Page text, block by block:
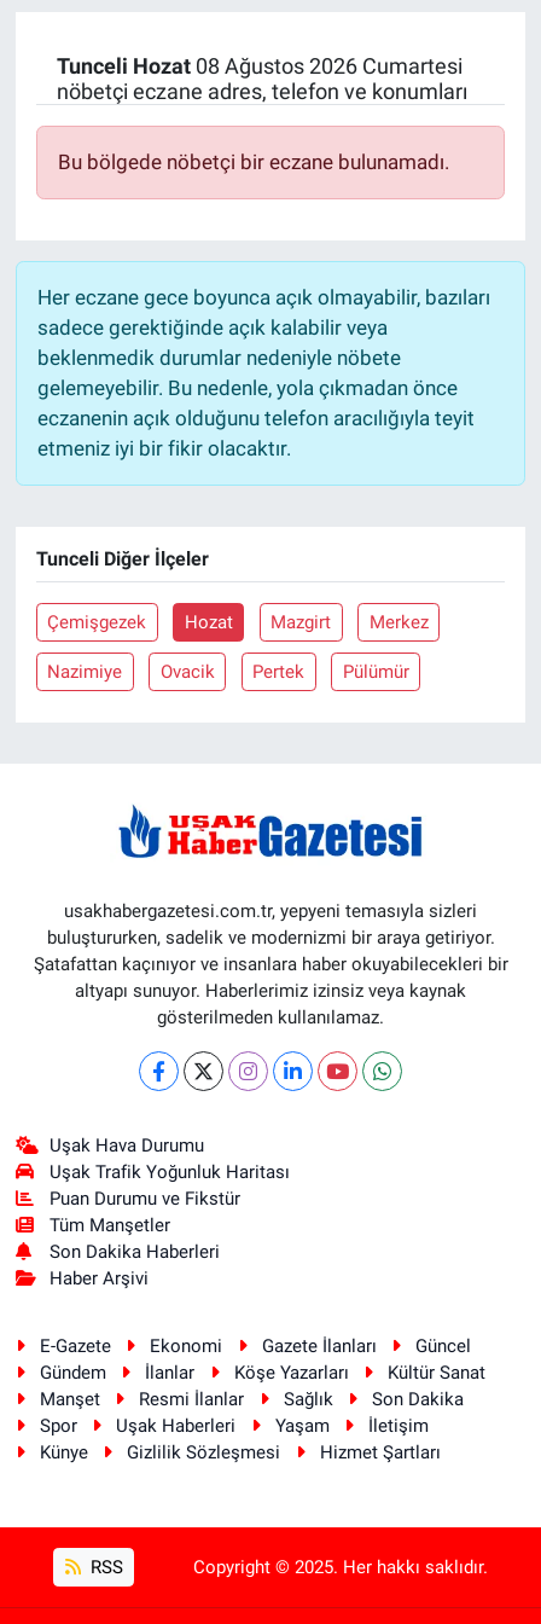
Tunceli Hozat08 Ağustos 2026 Cumartesi
nöbetçi eczane adres, telefon ve konumları
Bu bölgede nöbetçi bir eczane bulunamadı.
Her eczane gece boyunca açık olmayabilir, bazıları
sadece gerektiğinde açık kalabilir veya
beklenmedik durumlar nedeniyle nöbete
gelemeyebilir. Bu nedenle, yola çıkmadan önce
eczanenin açık olduğunu telefon aracılığıyla teyit
etmeniz iyi bir fikir olacaktır.
Tunceli Diğer İlçeler
Çemişgezek Hozat Mazgirt Merkez
Nazimiye Ovacik Pertek Pülümür
usakhabergazetesi.com.tr, yepyeni temasıyla sizleri
buluştururken, sadelik ve modernizmi bir araya getiriyor.
Şatafattan kaçınıyor ve insanlara haber okuyabilecekleri bir
altyapı sunuyor. Haberlerimiz izinsiz veya kaynak
gösterilmeden kullanılamaz.
Uşak Hava Durumu
Uşak Trafik Yoğunluk Haritası
Puan Durumu ve Fikstür
Tüm Manşetler
Son Dakika Haberleri
Haber Arşivi
E-Gazete Ekonomi Gazete İlanları
Güncel
Gündem
İlanlar Köşe Yazarları
Kültür Sanat
Manşet
Resmi İlanlar Sağlık
Son Dakika
Spor
Uşak Haberleri Yaşam
İletişim
Künye
Gizlilik Sözleşmesi Hizmet Şartları
RSS Copyright © 2025. Her hakkı saklıdır.
Resmi İlanlar
Sağlık
Spor
Uşak Haberleri